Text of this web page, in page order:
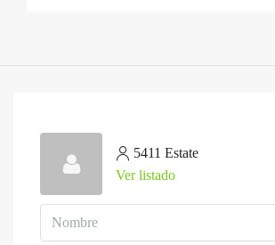
5411 Estate
Ver listado